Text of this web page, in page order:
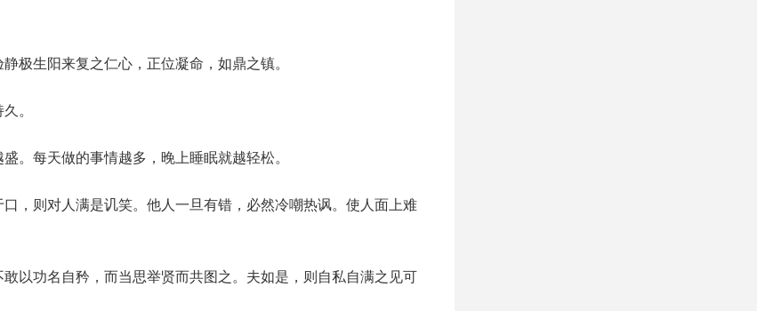
极生阳来复之仁心，正位凝命，如鼎之镇。
。
。每天做的事情越多，晚上睡眠就越轻松。
，则对人满是讥笑。他人一旦有错，必然冷嘲热讽。使人面上难
以功名自矜，而当思举贤而共图之。夫如是，则自私自满之见可